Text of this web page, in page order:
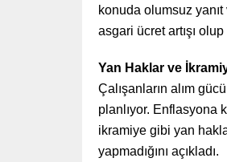
konuda olumsuz yanıt
asgari ücret artışı
Yan Haklar ve
Çalışanların alım
planlıyor. Enflasyona
ikramiye gibi yan
yapmadığını açıkladı.